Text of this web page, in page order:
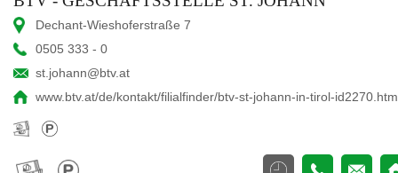
Dechant-Wieshoferstraße 7
0505 333 - 0
st.johann@btv.at
www.btv.at/de/kontakt/filialfinder/btv-st-johann-in-tirol-